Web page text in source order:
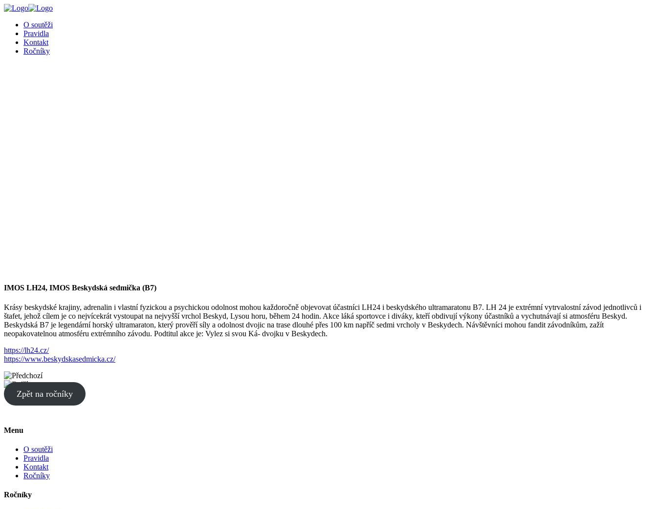
O soutěži
Pravidla
Kontakt
Ročníky
IMOS LH24, IMOS Beskydská sedmička (B7)
Krásy beskydské krajiny, adrenalin i vlastní fyzickou a psychickou odolnost mohou každoročně objevovat účastníci LH24 i beskydského ultramaratonu B7. LH 24 je extrémní vytrvalostní závod jednotlivců i
štafet, jehož cílem je co nejvícekrát vystoupat na nejvyšší vrchol Beskyd, Lysou horu, během 24 hodin. Akce láká sportovce i diváky, kteří obdivují výkony účastníků a vychutnávají si atmosféru Beskyd.
Beskydská B7 je legendární horský ultramaraton, který prověří síly a odolnost dvojic na trase dlouhé přes 100 km napříč sedmi vrcholy v Beskydech. Návštěvníci mohou fandit závodníkům, zažít
neopakovatelnou atmosféru extrémního závodu. Podtitul akce je: Vylez si svou Ká- dvojku v Beskydech.
https://lh24.cz/
https://www.beskydskasedmicka.cz/
Zpět na ročníky
Menu
O soutěži
Pravidla
Kontakt
Ročníky
Ročníky